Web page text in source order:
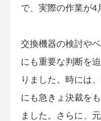
で、実際の作業が4
交換機器の検討や
にも重要な判断を
りました。時には
にも急きょ決裁を
ました。さらに、